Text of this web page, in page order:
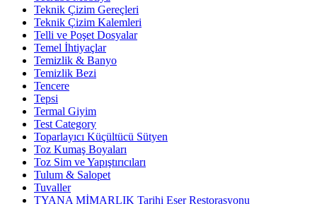
Teknik Çizim Gereçleri
Teknik Çizim Kalemleri
Telli ve Poşet Dosyalar
Temel İhtiyaçlar
Temizlik & Banyo
Temizlik Bezi
Tencere
Tepsi
Termal Giyim
Test Category
Toparlayıcı Küçültücü Sütyen
Toz Kumaş Boyaları
Toz Sim ve Yapıştırıcıları
Tulum & Salopet
Tuvaller
TYANA MİMARLIK Tarihi Eser Restorasyonu